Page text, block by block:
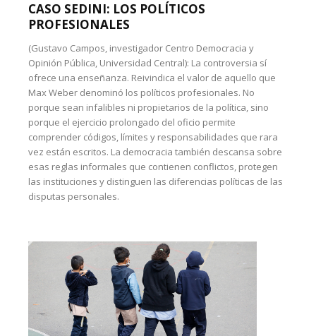
CASO SEDINI: LOS POLÍTICOS
PROFESIONALES
(Gustavo Campos, investigador Centro Democracia y
Opinión Pública, Universidad Central): La controversia sí
ofrece una enseñanza. Reivindica el valor de aquello que
Max Weber denominó los políticos profesionales. No
porque sean infalibles ni propietarios de la política, sino
porque el ejercicio prolongado del oficio permite
comprender códigos, límites y responsabilidades que rara
vez están escritos. La democracia también descansa sobre
esas reglas informales que contienen conflictos, protegen
las instituciones y distinguen las diferencias políticas de las
disputas personales.